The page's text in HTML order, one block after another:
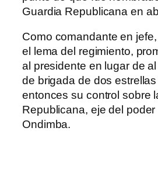
Guardia Republicana en
Como comandante en
el lema del regimiento,
al presidente en lugar de
de brigada de dos
entonces su control sobre
Republicana, eje del
Ondimba.